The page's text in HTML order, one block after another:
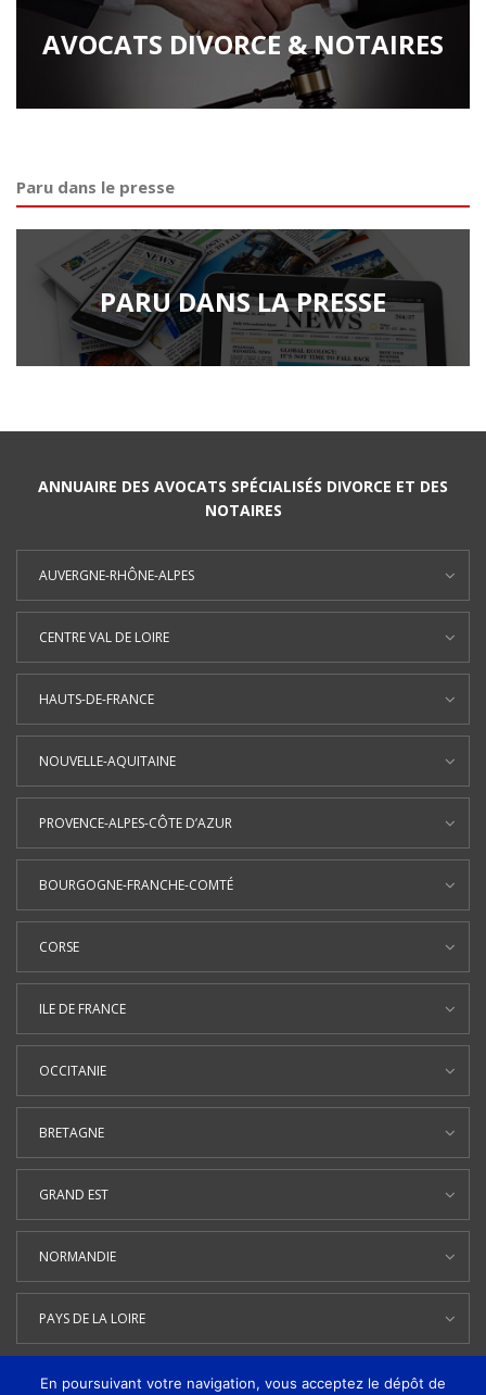
AVOCATS DIVORCE & NOTAIRES
Paru dans le presse
PARU DANS LA PRESSE
ANNUAIRE DES AVOCATS SPÉCIALISÉS DIVORCE ET DES
NOTAIRES
AUVERGNE-RHÔNE-ALPES
CENTRE VAL DE LOIRE
HAUTS-DE-FRANCE
NOUVELLE-AQUITAINE
PROVENCE-ALPES-CÔTE D’AZUR
BOURGOGNE-FRANCHE-COMTÉ
CORSE
ILE DE FRANCE
OCCITANIE
BRETAGNE
GRAND EST
NORMANDIE
PAYS DE LA LOIRE
En poursuivant votre navigation, vous acceptez le dépôt de